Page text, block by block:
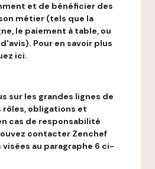
et de bénéficier des
métier (tels que la
le paiement à table, ou
Pour en savoir plus
ici.
sur les grandes lignes de
obligations et
cas de responsabilité
contacter Zenchef
au paragraphe 6 ci-